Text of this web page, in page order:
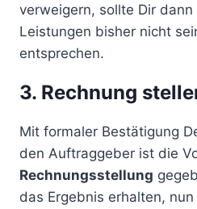
verweigern, sollte Dir
Leistungen bisher nicht
entsprechen.
3. Rechnung
Mit formaler Bestätigung
den Auftraggeber ist die
Rechnungsstellung
das Ergebnis erhalten,